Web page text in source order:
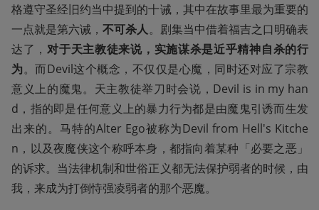
格遵守圣经旧约当中提到的十诫，其中在故事里最为重要的
一点就是第六诫，不可杀人。剧集当中借着福吉之口明确表
达了，对于天主教徒来说，实施谋杀是近乎精神自杀的行
为。而Devil这个概念，不仅仅是心魔，同时还对应了宗教
意义上的魔鬼。天主教徒举刀时会说，Devil is in my han
d，指的即是任何意义上的暴力行为都是由魔鬼引诱而生发
出来的。马特的Alter Ego被称为Devil from Hell's Kitche
n，以及夜魔侠这个称呼本身，都指向着某种「必要之恶」
的诉求。当法律机制和世俗正义都无法保护弱者的时候，由
我，来成为打倒恃强凌弱者的那个恶魔。